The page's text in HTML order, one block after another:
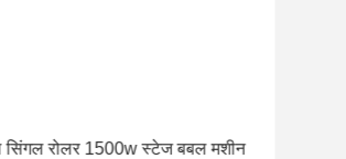
रोलर 1500w स्टेज बबल मशीन